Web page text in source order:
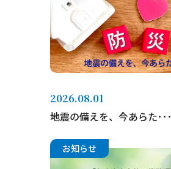
2026.08.01
地震の備えを、今あらた･･･
お知らせ